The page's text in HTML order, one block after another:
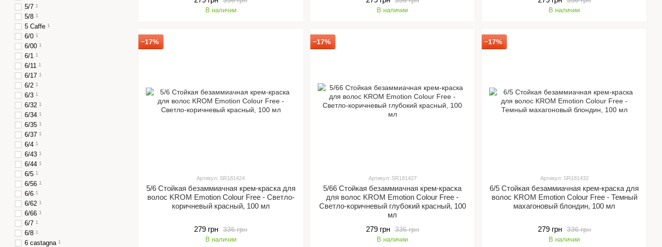
В наличии В наличии В наличии
−17%
Артикул: SR181424
5/6 Стойкая безаммиачная крем-краска для
волос KROM Emotion Colour Free - Светло-
коричневый красный, 100 мл
336 грн
279 грн
В наличии
−17%
Артикул: SR181427
5/66 Стойкая безаммиачная крем-краска
для волос KROM Emotion Colour Free -
Светло-коричневый глубокий красный, 100
мл
336 грн
279 грн
В наличии
−17%
Артикул: SR181432
6/5 Стойкая безаммиачная крем-краска для
волос KROM Emotion Colour Free - Темный
махагоновый блондин, 100 мл
336 грн
279 грн
В наличии
5/7 1
5/8 1
5 Caffe 1
6/0 1
6/00 1
6/1 1
6/11 1
6/17 1
6/2 1
6/3 1
6/32 1
6/34 1
6/35 1
6/37 1
6/4 1
6/43 1
6/44 1
6/5 1
6/56 1
6/6 1
6/62 1
6/66 1
6/7 1
6/8 1
6 castagna 1